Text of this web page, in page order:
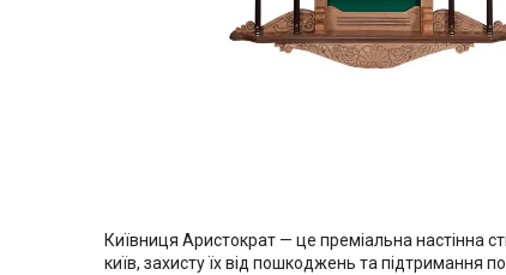
Київниця Аристократ — це преміальна настінна
київ, захисту їх від пошкоджень та підтримання